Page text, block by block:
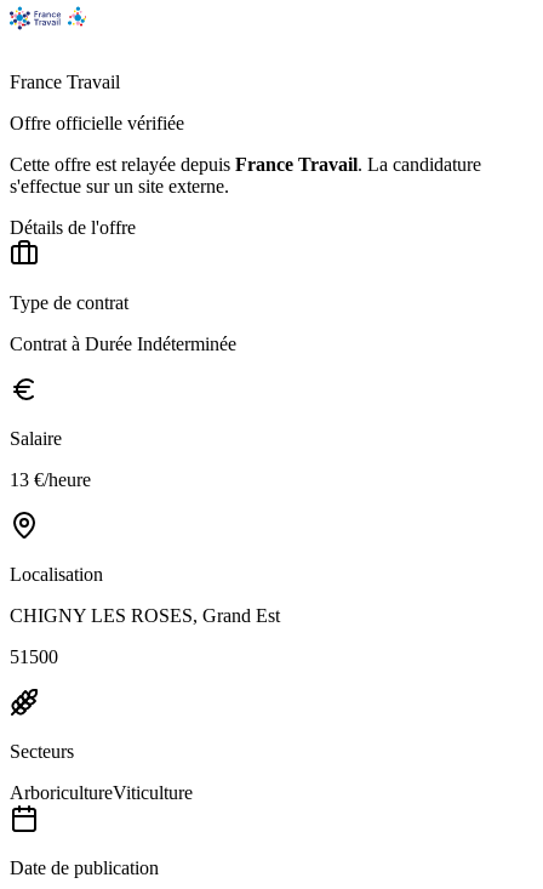
France Travail
Offre officielle vérifiée
Cette offre est relayée depuis France Travail. La candidature
s'effectue sur un site externe.
Détails de l'offre
Type de contrat
Contrat à Durée Indéterminée
Salaire
13 €/heure
Localisation
CHIGNY LES ROSES, Grand Est
51500
Secteurs
ArboricultureViticulture
Date de publication